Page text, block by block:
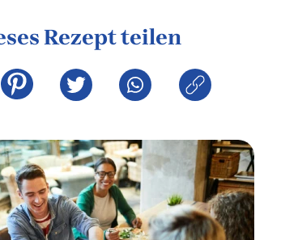
Rezept teilen